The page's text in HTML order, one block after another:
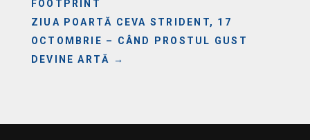
FOOTPRINT
ZIUA POARTĂ CEVA STRIDENT, 17
OCTOMBRIE – CÂND PROSTUL GUST
DEVINE ARTĂ
→